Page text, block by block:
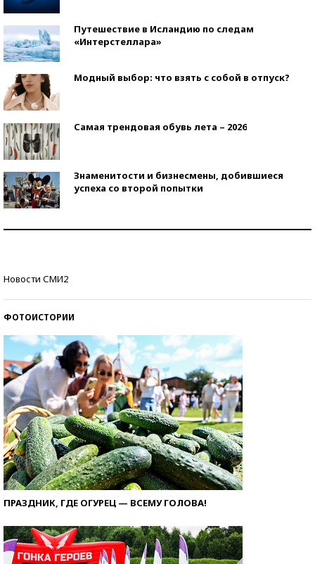
Путешествие в Исландию по следам
«Интерстеллара»
Модный выбор: что взять с собой в отпуск?
Самая трендовая обувь лета – 2026
Знаменитости и бизнесмены, добившиеся
успеха со второй попытки
Новости СМИ2
ФОТОИСТОРИИ
ПРАЗДНИК, ГДЕ ОГУРЕЦ — ВСЕМУ ГОЛОВА!